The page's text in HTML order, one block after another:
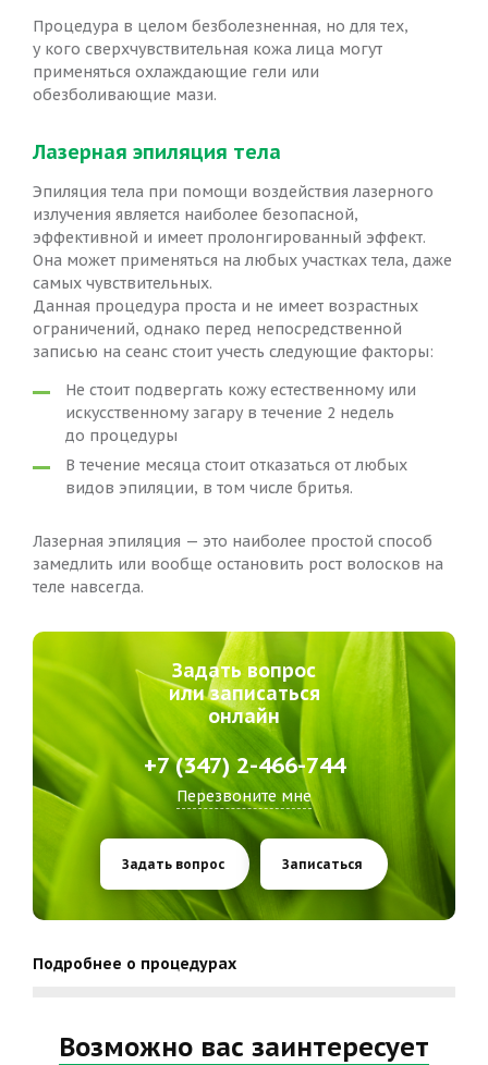
Процедура в целом безболезненная, но для тех,
у кого сверхчувствительная кожа лица могут
применяться охлаждающие гели или
обезболивающие мази.
Лазерная эпиляция тела
Эпиляция тела при помощи воздействия лазерного
излучения является наиболее безопасной,
эффективной и имеет пролонгированный эффект.
Она может применяться на любых участках тела, даже
самых чувствительных.
Данная процедура проста и не имеет возрастных
ограничений, однако перед непосредственной
записью на сеанс стоит учесть следующие факторы:
Не стоит подвергать кожу естественному или
искусственному загару в течение 2 недель
до процедуры
В течение месяца стоит отказаться от любых
видов эпиляции, в том числе бритья.
Лазерная эпиляция — это наиболее простой способ
замедлить или вообще остановить рост волосков на
теле навсегда.
Задать вопрос
или записаться
онлайн
+7 (347) 2-466-744
Перезвоните мне
Задать вопрос Записаться
Подробнее о процедурах
Возможно вас заинтересует